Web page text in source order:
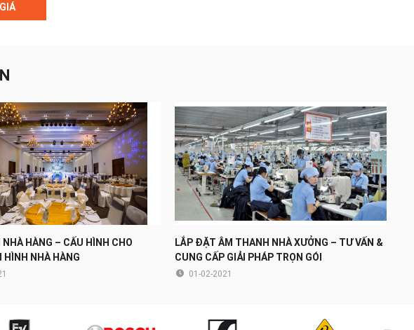
HÀNG – CẤU HÌNH CHO
HÌNH NHÀ HÀNG
LẮP ĐẶT ÂM THANH NHÀ XƯỞNG – TƯ VẤN &
CUNG CẤP GIẢI PHÁP TRỌN GÓI
01-02-2021